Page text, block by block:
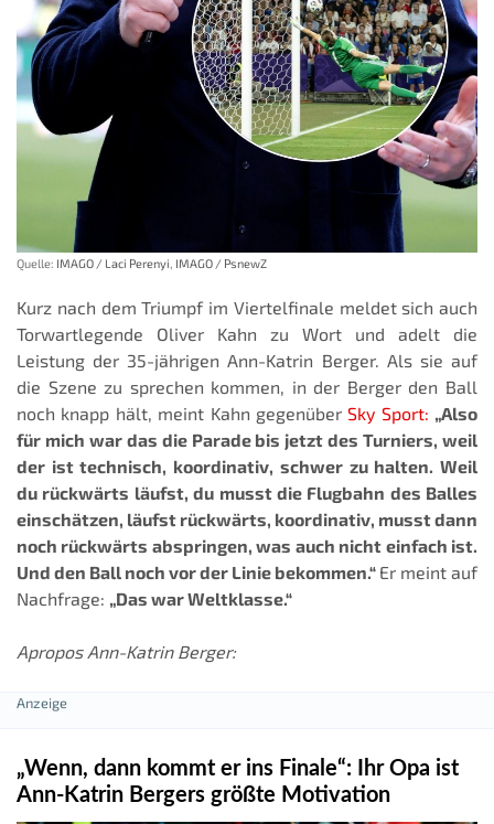
Quelle: IMAGO / Laci Perenyi, IMAGO / PsnewZ
Kurz nach dem Triumpf im Viertelfinale meldet sich auch
Torwartlegende Oliver Kahn zu Wort und adelt die
Leistung der 35-jährigen Ann-Katrin Berger. Als sie auf
die Szene zu sprechen kommen, in der Berger den Ball
noch knapp hält, meint Kahn gegenüberSky Sport: „Also
für mich war das die Parade bis jetzt des Turniers, weil
der ist technisch, koordinativ, schwer zu halten. Weil
du rückwärts läufst, du musst die Flugbahn des Balles
einschätzen, läufst rückwärts, koordinativ, musst dann
noch rückwärts abspringen, was auch nicht einfach ist.
Und den Ball noch vor der Linie bekommen.“ Er meint auf
Nachfrage: „Das war Weltklasse.“
Apropos Ann-Katrin Berger:
„Wenn, dann kommt er ins Finale“: Ihr Opa ist
Ann-Katrin Bergers größte Motivation